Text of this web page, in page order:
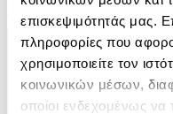
επισκεψιμότητάς μας.
πληροφορίες που
χρησιμοποιείτε τον
κοινωνικών μέσων,
οποίοι ενδεχομένως να
14.99€